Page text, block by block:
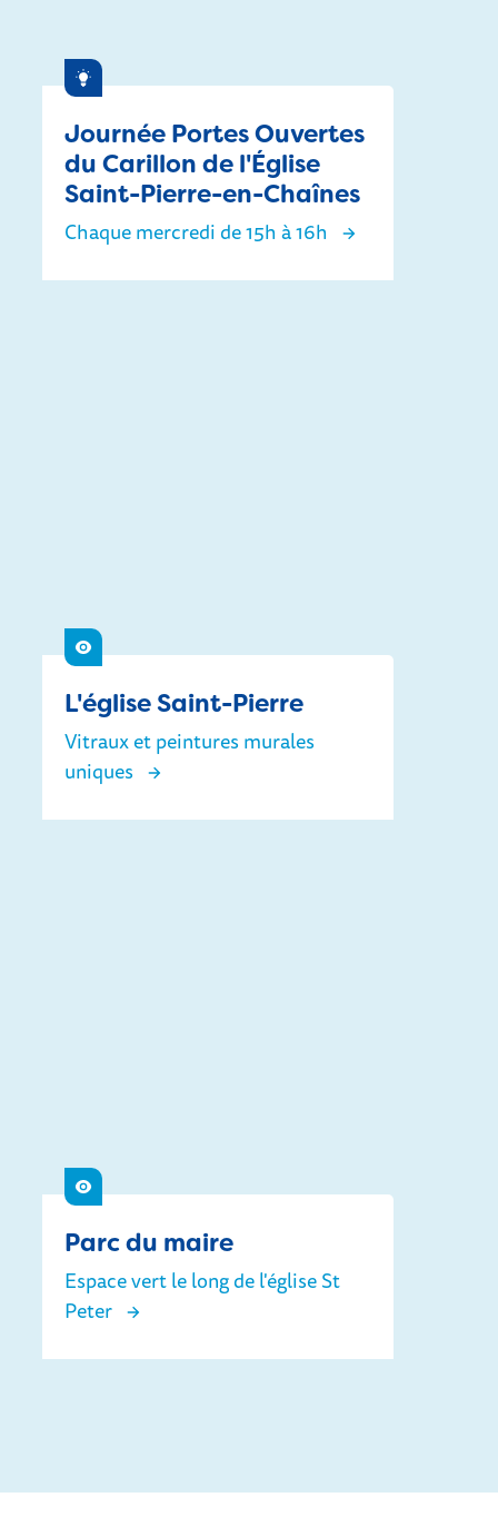
Inspiration
Journée Portes Ouvertes
du Carillon de l'Église
Saint-Pierre-en-Chaînes
Chaque mercredi de 15h à 16h
Voir
L'église Saint-Pierre
Vitraux et peintures murales
uniques
Voir
Parc du maire
Espace vert le long de l'église St
Peter